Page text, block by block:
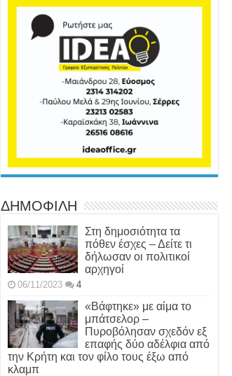
ΔΗΜΟΦΙΛΗ
Στη δημοσιότητα τα
πόθεν έσχες – Δείτε τι
δήλωσαν οι πολιτικοί
αρχηγοί
06/11/2023 4
«Βάφτηκε» με αίμα το
μπάτσελορ –
Πυροβόλησαν σχεδόν εξ
επαφής δύο αδέλφια από
την Κρήτη και τον φίλο τους έξω από
κλαμπ